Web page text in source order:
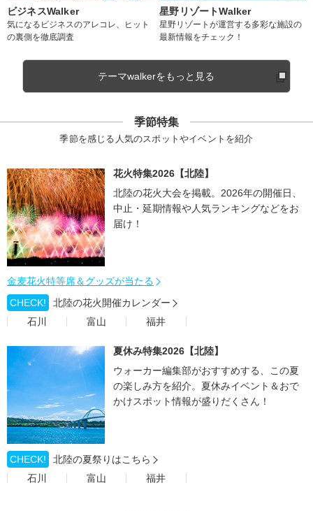
ビジネスWalker
気になるビジネスのアレコレ、ヒット
の裏側を徹底調査
星野リゾートWalker
星野リゾートが運営する多彩な施設の
最新情報をチェック！
テーマwalkerをもっと見る
季節特集
季節を感じる人気のスポットやイベントを紹介
花火特集2026【北陸】
北陸の花火大会を掲載。2026年の開催日、
中止・延期情報や人気ランキングなどをお
届け！
金麦花火特等席＆グッズが当たる
CHECK!
北陸の花火開催カレンダー
石川
富山 福井
夏休み特集2026【北陸】
ウォーカー編集部がおすすめする、この夏
の楽しみ方を紹介。夏休みイベント＆おで
かけスポット情報が盛りだくさん！
CHECK!
北陸の夏祭りはこちら
石川
富山 福井